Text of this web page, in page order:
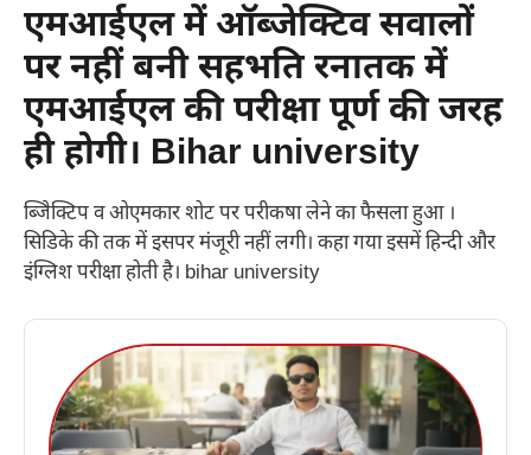
एमआईएल में ऑब्जेक्टिव सवालों
पर नहीं बनी सहभति रनातक में
एमआईएल की परीक्षा पूर्ण की जरह
ही होगी। Bihar university
ब्जेिक्टिप व ओएमकार शोट पर परीकषा लेने का फैसला हुआ ।
सिडिके की तक में इसपर मंजूरी नहीं लगी। कहा गया इसमें हिन्दी और
इंग्लिश परीक्षा होती है। bihar university